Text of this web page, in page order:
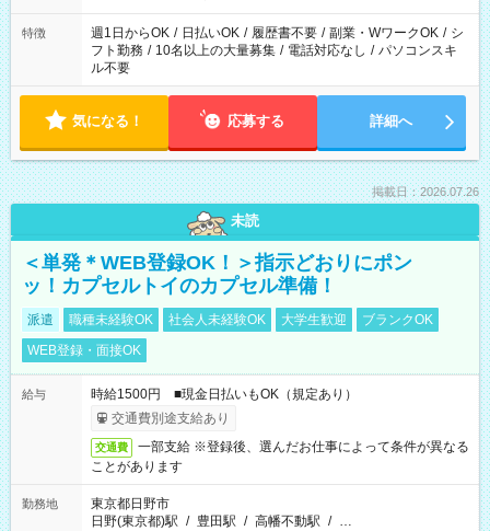
ください！
特徴 週1日からOK / 日払いOK / 履歴書不要 / 副業・WワークOK / シ
フト勤務 / 10名以上の大量募集 / 電話対応なし / パソコンスキ
ル不要
気になる！ 応募する 詳細へ
掲載日：2026.07.26
未読
＜単発＊WEB登録OK！＞指示どおりにポン
ッ！カプセルトイのカプセル準備！
派遣 職種未経験OK 社会人未経験OK 大学生歓迎
ブランクOK
WEB登録・面接OK
給与
時給1500円 ■現金日払いもOK（規定あり）
交通費別途支給あり
交通費
一部支給 ※登録後、選んだお仕事によって条件が異なる
ことがあります
勤務地
東京都日野市
日野(東京都)駅 / 豊田駅 / 高幡不動駅 / …